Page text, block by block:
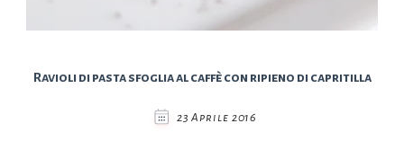
Ravioli di pasta sfoglia al caffè con ripieno di capritilla
23 Aprile 2016